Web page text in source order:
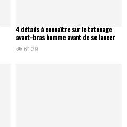
4 détails à connaître sur le tatouage
avant-bras homme avant de se lancer
6139